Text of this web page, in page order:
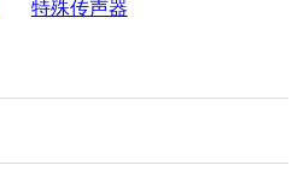
特殊传声器